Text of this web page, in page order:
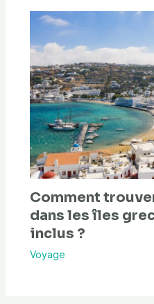
Comment
dans les îles
inclus ?
Voyage